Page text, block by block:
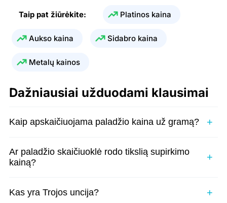
Taip pat žiūrėkite: Platinos kaina
Aukso kaina Sidabro kaina
Metalų kainos
Dažniausiai užduodami klausimai
Kaip apskaičiuojama paladžio kaina už gramą?
Ar paladžio skaičiuoklė rodo tikslią supirkimo
kainą?
Kas yra Trojos uncija?